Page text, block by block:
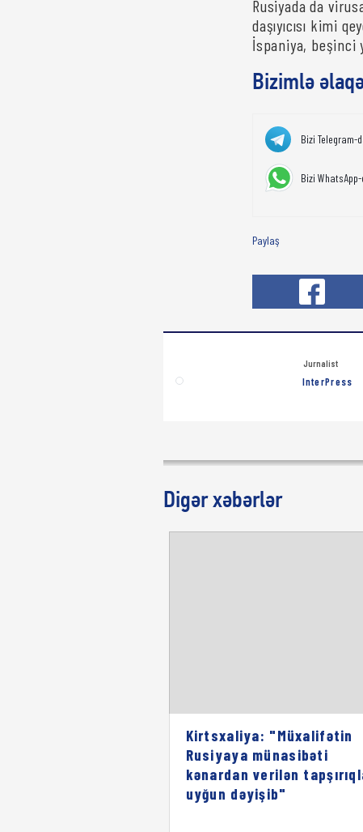
Rusiyada da
daşıyıcısı kimi
İspaniya, beşinci
Bizimlə
Bizi Telegram-
Bizi
Paylaş
Jurnalist
InterPress
Digər xəbərlər
Kirtsxaliya: "Müxalifətin
Rusiyaya münasibəti
kənardan verilən
uyğun dəyişib"